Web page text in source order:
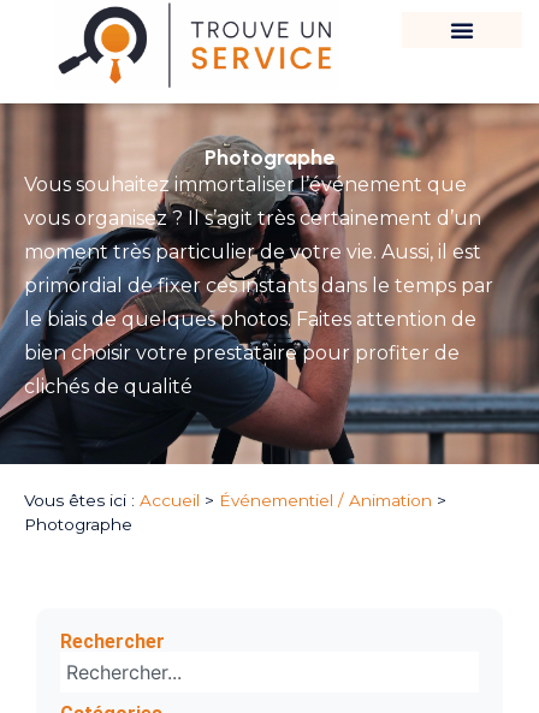
Photographe
Vous souhaitez immortaliser l’événement que
vous organisez ? Il s’agit très certainement d’un
moment très particulier de votre vie. Aussi, il est
primordial de fixer ces instants dans le temps par
le biais de quelques photos. Faites attention de
bien choisir votre prestataire pour profiter de
clichés de qualité
Vous êtes ici : Accueil > Événementiel / Animation >
Photographe
Rechercher